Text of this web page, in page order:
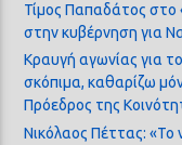
Τίμος Παπαδάτος στο
στην κυβέρνηση για
Κραυγή αγωνίας για
σκόπιμα, καθαρίζω
Πρόεδρος της
Νικόλαος Πέττας: «Το